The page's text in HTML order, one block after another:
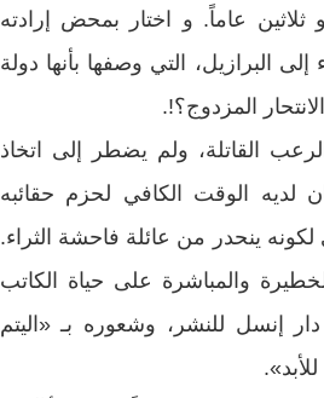
عاماً. و اختار بمحض إرادته
البرازيل، التي وصفها بأنها دولة
المزدوج؟!.
القاتلة، ولم يضطر إلى اتخاذ
الوقت الكافي لحزم حقائبه
لكونه ينحدر من عائلة فاحشة الثراء.
والمباشرة على حياة الكاتب
إنسل للنشر، وشعوره بـ «اليتم